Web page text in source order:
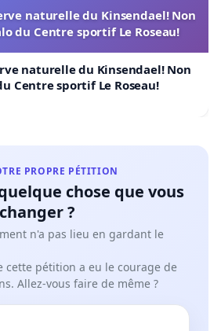
carrières exploitée ainsi qu’une
définie va se situer à
visiteurs chaque année.
des anciennes carrières
nidification privilégiés pour
les oiseaux migrateurs. Le risque
les pales est réel pour les
et migrateurs.
future (Jurisprudence
cette première éolienne
une zone de développement
naturelle du Kinsendael! Non
du Centre sportif Le Roseau!
naturelle du Kinsendael! Non
Centre sportif Le Roseau!
PROPRE PÉTITION
chose que vous
?
n'a pas lieu en gardant le
cette pétition a eu le courage de
Allez-vous faire de même ?